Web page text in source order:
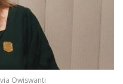
Owiswanti